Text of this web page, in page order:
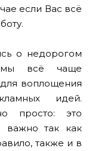
если Вас всё
о недорогом
всё чаще
воплощения
идей.
просто: это
важно так как
также и в